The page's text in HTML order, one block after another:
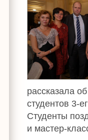
рассказала
студентов 3-
Студенты
и мастер-